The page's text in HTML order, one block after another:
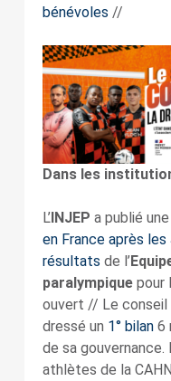
bénévoles //
Dans les
L’INJEP a publié
en France après
résultats de l’
paralympique pour
ouvert // Le conseil
dressé un 1° bilan6
de sa gouvernance.
athlètes de la